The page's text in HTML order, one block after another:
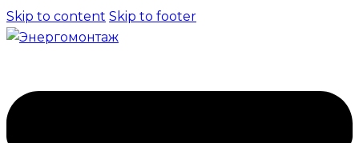
Skip to content Skip to footer